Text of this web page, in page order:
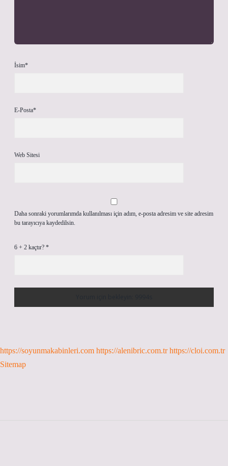
İsim*
E-Posta*
Web Sitesi
Daha sonraki yorumlarımda kullanılması için adım, e-posta adresim ve site adresim
bu tarayıcıya kaydedilsin.
6 + 2 kaçtır? *
https://soyunmakabinleri.com https://alenibric.com.tr https://cloi.com.tr
Sitemap